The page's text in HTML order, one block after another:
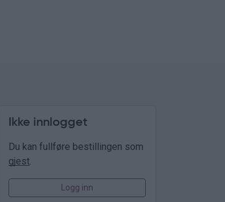
Ikke innlogget
Du kan fullføre bestillingen som
gjest
Logg inn